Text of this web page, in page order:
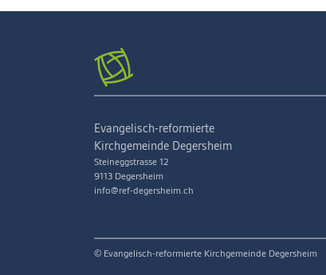
Evangelisch-reformierte
Kirchgemeinde Degersheim
Steineggstrasse 12
9113 Degersheim
info@ref-degersheim.ch
© Evangelisch-reformierte Kirchgemeinde Degersheim